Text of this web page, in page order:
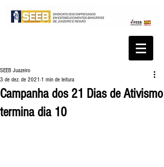
Campanha dos 21 Dias de Ativismo
termina dia 10
SEEB Juazeiro
3 de dez. de 2021 1 min de leitura